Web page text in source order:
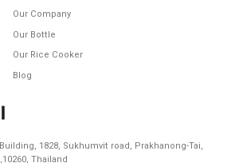
Our Company
Our Bottle
Our Rice Cooker
Blog
1828, Sukhumvit road, Prakhanong-Tai,
Thailand